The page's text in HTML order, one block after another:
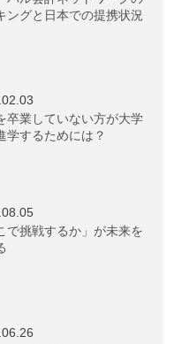
ングと日本での提携状況
卒業していない方が大学
学するためには？
で挑戦するか」が未来を